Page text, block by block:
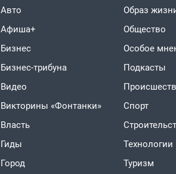
Авто
Афиша+
Бизнес
Бизнес-трибуна
Видео
Викторины «Фонтанки»
Власть
Гиды
Город
Образ
Общество
Особое
Подкасты
Спорт
Технологии
Туризм